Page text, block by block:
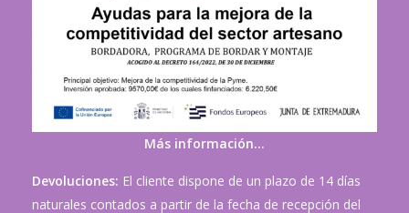
Más información…
Devoluciones: El cliente dispone de un plazo de 14 días
naturales contados a partir de la fecha de recepción del